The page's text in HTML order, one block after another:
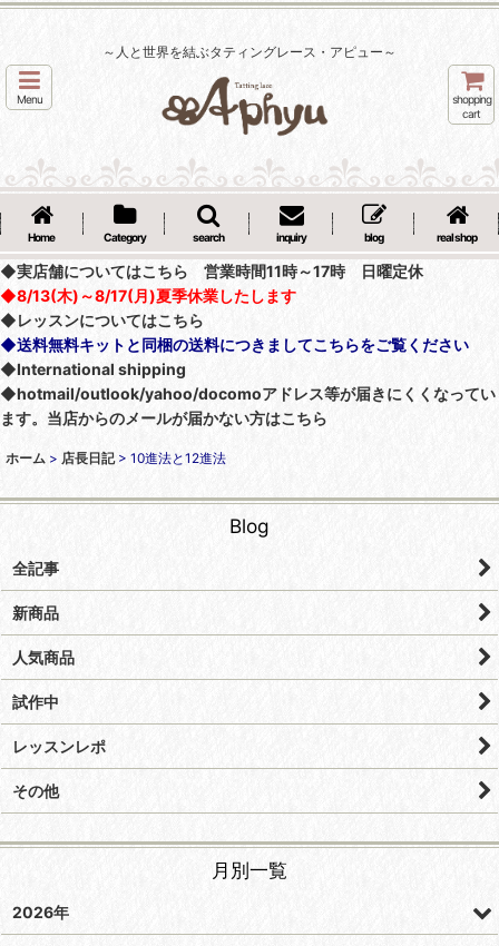
～人と世界を結ぶタティングレース・アピュー～
Menu
shopping
cart
Home Category search inquiry blog real shop
◆実店舗についてはこちら 営業時間11時～17時 日曜定休
◆8/13(木)～8/17(月)夏季休業したします
◆レッスンについてはこちら
◆送料無料キットと同梱の送料につきましてこちらをご覧ください
◆International shipping
◆hotmail/outlook/yahoo/docomoアドレス等が届きにくくなってい
ます。当店からのメールが届かない方はこちら
ホーム > 店長日記 > 10進法と12進法
Blog
全記事
新商品
人気商品
試作中
レッスンレポ
その他
月別一覧
2026年